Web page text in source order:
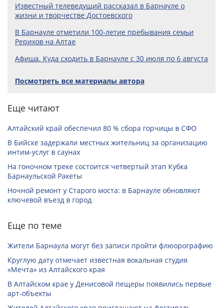
Известный телеведущий рассказал в Барнауле о
жизни и творчестве Достоевского
В Барнауле отметили 100‑летие пребывания семьи
Рерихов на Алтае
Афиша. Куда сходить в Барнауле с 30 июля по 6 августа
Посмотреть все материалы автора
Еще читают
Алтайский край обеспечил 80 % сбора горчицы в СФО
В Бийске задержали местных жительниц за организацию
интим-услуг в саунах
На гоночном треке состоится четвертый этап Кубка
Барнаульской Ракеты
Ночной ремонт у Старого моста: в Барнауле обновляют
ключевой въезд в город
Еще по теме
Жители Барнаула могут без записи пройти флюорографию
Круглую дату отмечает известная вокальная студия
«Мечта» из Алтайского края
В Алтайском крае у Денисовой пещеры появились первые
арт-объекты